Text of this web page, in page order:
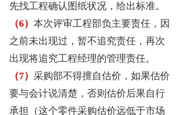
先找工程确认图纸状况，给出标准。
（6）本次评审工程部负主要责任，因
之前未出现过，暂不追究责任，再次
出现将追究工程经理的管理责任。
（7） 采购部不得擅自估价，如果估价
要与会计说清楚，否则估价后果自行
承担（这个零件采购估价远低于市场